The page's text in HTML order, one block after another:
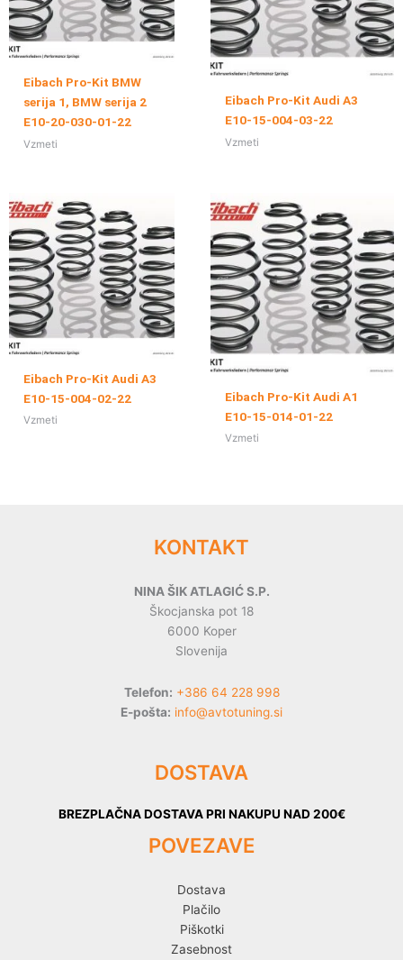
Eibach Pro-Kit BMW
serija 1, BMW serija 2
E10-20-030-01-22
Vzmeti
Eibach Pro-Kit Audi A3
E10-15-004-03-22
Vzmeti
Eibach Pro-Kit Audi A3
E10-15-004-02-22
Vzmeti
Eibach Pro-Kit Audi A1
E10-15-014-01-22
Vzmeti
KONTAKT
NINA ŠIK ATLAGIĆ S.P.
Škocjanska pot 18
6000 Koper
Slovenija
Telefon: +386 64 228 998
E-pošta: info@avtotuning.si
DOSTAVA
BREZPLAČNA DOSTAVA PRI NAKUPU NAD 200€
POVEZAVE
Dostava
Plačilo
Piškotki
Zasebnost